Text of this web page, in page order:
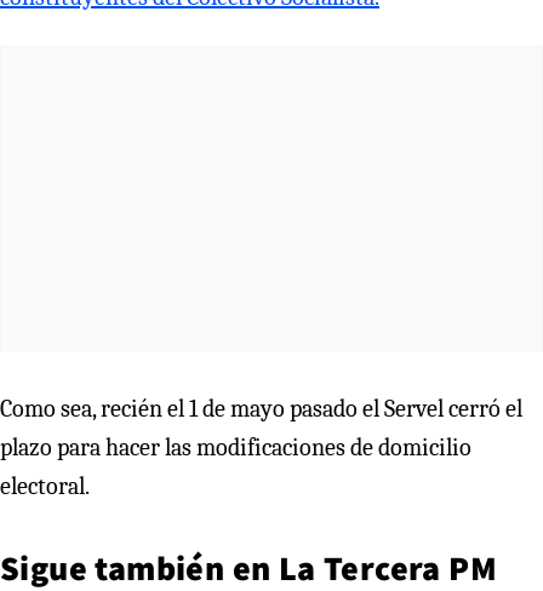
Como sea, recién el 1 de mayo pasado el Servel cerró el
plazo para hacer las modificaciones de domicilio
electoral.
Sigue también en La Tercera PM